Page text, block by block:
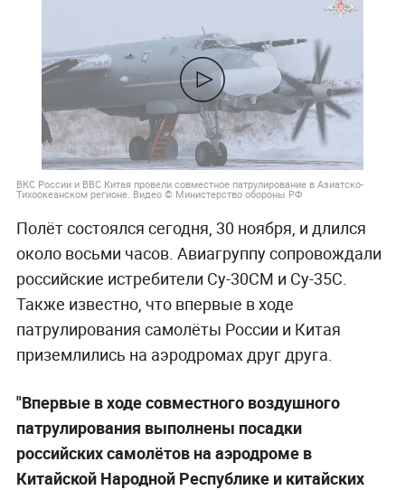
ВКС России и ВВС Китая провели совместное патрулирование в Азиатско-
Тихоокеанском регионе. Видео © Министерство обороны РФ
Полёт состоялся сегодня, 30 ноября, и длился
около восьми часов. Авиагруппу сопровождали
российские истребители Су-30СМ и Су-35С.
Также известно, что впервые в ходе
патрулирования самолёты России и Китая
приземлились на аэродромах друг друга.
"Впервые в ходе совместного воздушного
патрулирования выполнены посадки
российских самолётов на аэродроме в
Китайской Народной Республике и китайских